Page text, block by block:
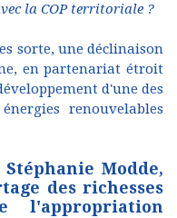
la COP territoriale ?
sorte, une déclinaison
en partenariat étroit
d'une des
renouvelables
Modde,
des richesses